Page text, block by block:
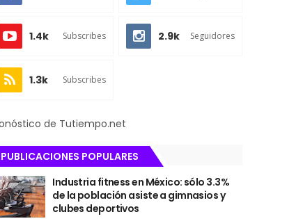
1.4k Subscribes 2.9k Seguidores
1.3k Subscribes
de Tutiempo.net
PUBLICACIONES POPULARES
Industria fitness en México: sólo 3.3%
de la población asiste a gimnasios y
clubes deportivos